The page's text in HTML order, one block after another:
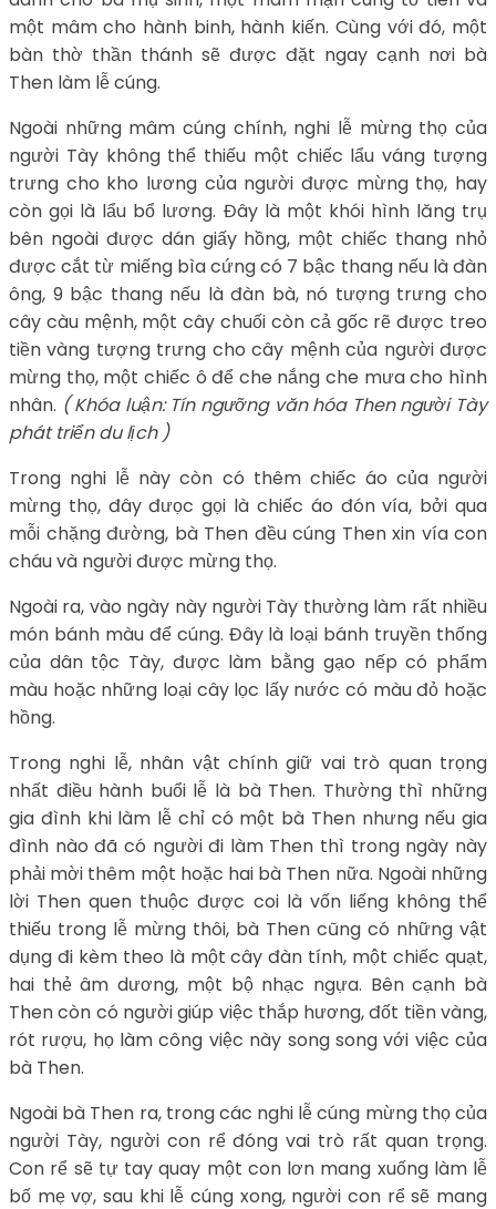
một mâm cho hành binh, hành kiến. Cùng với đó, một
bàn thờ thần thánh sẽ được đặt ngay cạnh nơi bà
Then làm lễ cúng.
Ngoài những mâm cúng chính, nghi lễ mừng thọ của
người Tày không thể thiếu một chiếc lẩu váng tượng
trưng cho kho lương của người được mừng thọ, hay
còn gọi là lẩu bổ lương. Đây là một khói hình lăng trụ
bên ngoài được dán giấy hồng, một chiếc thang nhỏ
được cắt từ miếng bìa cứng có 7 bậc thang nếu là đàn
ông, 9 bậc thang nếu là đàn bà, nó tượng trưng cho
cây càu mệnh, một cây chuối còn cả gốc rẽ được treo
tiền vàng tượng trưng cho cây mệnh của người được
mừng thọ, một chiếc ô để che nắng che mưa cho hình
nhân. ( Khóa luận: Tín ngưỡng văn hóa Then người Tày
phát triển du lịch )
Trong nghi lễ này còn có thêm chiếc áo của người
mừng thọ, đây đưọc gọi là chiếc áo đón vía, bởi qua
mỗi chặng đường, bà Then đều cúng Then xin vía con
cháu và người được mừng thọ.
Ngoài ra, vào ngày này người Tày thường làm rất nhiều
món bánh màu để cúng. Đây là loại bánh truyền thống
của dân tộc Tày, được làm bằng gạo nếp có phẩm
màu hoặc những loại cây lọc lấy nước có màu đỏ hoặc
hồng.
Trong nghi lễ, nhân vật chính giữ vai trò quan trọng
nhất điều hành buổi lễ là bà Then. Thường thì những
gia đình khi làm lễ chỉ có một bà Then nhưng nếu gia
đình nào đã có người đi làm Then thì trong ngày này
phải mời thêm một hoặc hai bà Then nữa. Ngoài những
lời Then quen thuộc được coi là vốn liếng không thể
thiếu trong lễ mừng thôi, bà Then cũng có những vật
dụng đi kèm theo là một cây đàn tính, một chiếc quạt,
hai thẻ âm dương, một bộ nhạc ngựa. Bên cạnh bà
Then còn có người giúp việc thắp hương, đốt tiền vàng,
rót rượu, họ làm công việc này song song với việc của
bà Then.
Ngoài bà Then ra, trong các nghi lễ cúng mừng thọ của
người Tày, người con rể đóng vai trò rất quan trọng.
Con rể sẽ tự tay quay một con lơn mang xuống làm lễ
bố mẹ vợ, sau khi lễ cúng xong, người con rể sẽ mang